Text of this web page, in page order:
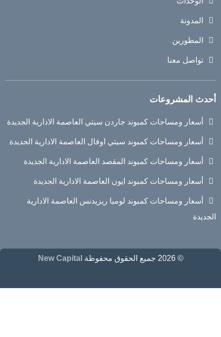
المدونة
المطورين
تواصل معنا
أحدث المشروعات
أسعار ومساحات كمبوند جاردن سيتي العاصمة الادارية الجديدة
أسعار ومساحات كمبوند سيتي اوفال العاصمة الادارية الجديدة
أسعار ومساحات كمبوند المقصد العاصمة الادارية الجديدة
أسعار ومساحات كمبوند ايون العاصمة الادارية الجديدة
أسعار ومساحات كمبوند لوميا ريزيدنس العاصمة الادارية
الجديدة
© 2026 جميع الحقوق محفوظة New Capital